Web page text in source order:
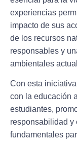
experiencias
impacto de sus
de los recursos
responsables y
ambientales
Con esta
con la educación
estudiantes,
responsabilidad y
fundamentales